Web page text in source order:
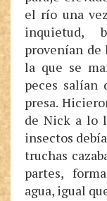
el río una
inquietud,
provenían de
la que se
peces salían
presa.
de Nick a lo
insectos
truchas
partes,
agua, igual